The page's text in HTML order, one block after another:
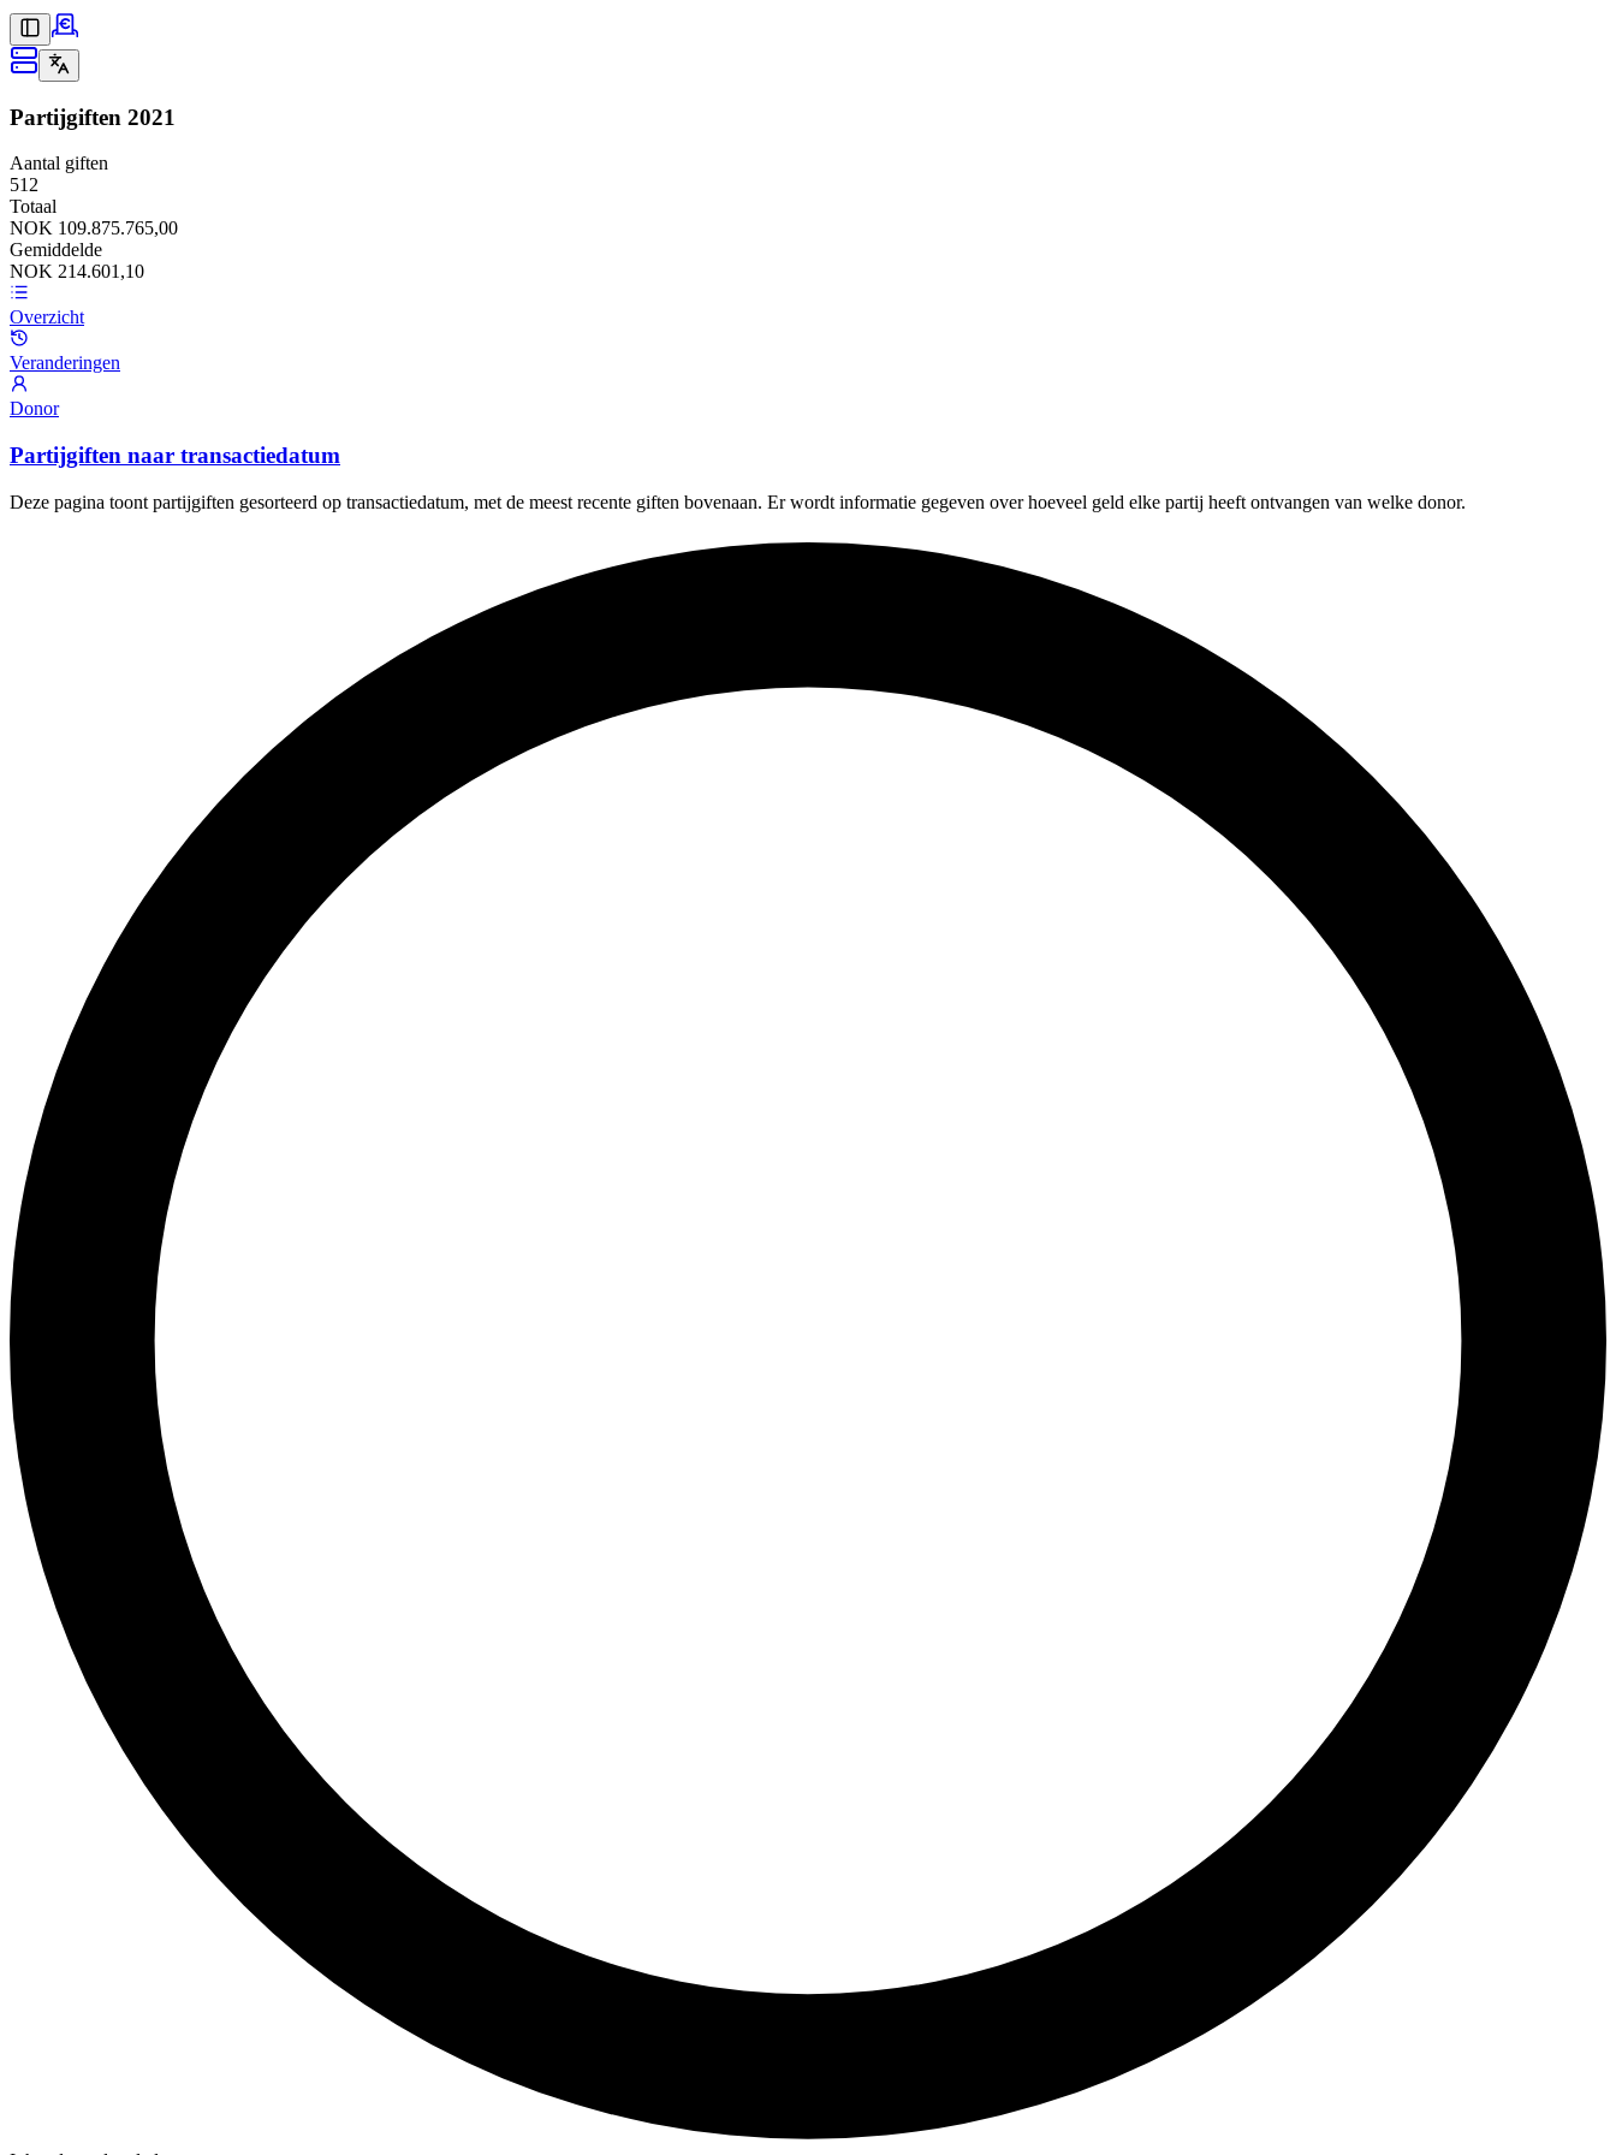
Partijgiften 2021
Aantal giften
512
Totaal
NOK 109.875.765,00
Gemiddelde
NOK 214.601,10
Overzicht
Veranderingen
Donor
Partijgiften naar transactiedatum
Deze pagina toont partijgiften gesorteerd op transactiedatum, met de meest recente giften bovenaan. Er wordt informatie gegeven over hoeveel geld elke partij heeft ontvangen van welke donor.